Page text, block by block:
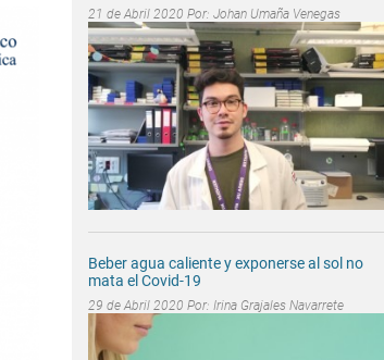
21 de Abril 2020 Por: Johan Umaña Venegas
Beber agua caliente y exponerse al sol no
mata el Covid-19
29 de Abril 2020 Por: Irina Grajales Navarrete